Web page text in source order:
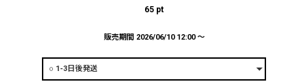
65 pt
販売期間 2026/06/10 12:00〜